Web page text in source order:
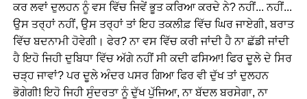
ਕਰ ਲਵਾਂ ਦੁਲਹਨ ਨੂੰ ਵਸ ਵਿੱਚ ਜਿਵੇਂ ਭੂਤ ਕਰਿਆ ਕਰਦੇ ਨੇ? ਨਹੀਂ... ਨਹੀਂ...
ਉਸ ਤਰ੍ਹਾਂ ਨਹੀਂ, ਉਸ ਤਰ੍ਹਾਂ ਤਾਂ ਇਹ ਤਕਲੀਫ਼ ਵਿੱਚ ਘਿਰ ਜਾਏਗੀ, ਬਰਾਤ
ਵਿੱਚ ਬਦਨਾਮੀ ਹੋਵੇਗੀ। ਫੇਰ? ਨਾ ਵਸ ਵਿੱਚ ਕਰੀ ਜਾਂਦੀ ਹੈ ਨਾ ਛੱਡੀ ਜਾਂਦੀ
ਹੈ ਇਹੋ ਜਿਹੀ ਦੁਬਿਧਾ ਵਿੱਚ ਅੱਗੇ ਨਹੀਂ ਸੀ ਕਦੀ ਫਸਿਆ! ਫਿਰ ਦੂਲੇ ਦੇ ਸਿਰ
ਚੜ੍ਹ ਜਾਵਾਂ? ਪਰ ਦੂਲੇ ਅੰਦਰ ਪਸਰ ਗਿਆ ਫਿਰ ਵੀ ਦੁੱਖ ਤਾਂ ਦੁਲਹਨ
ਭੋਗੇਗੀ! ਇਹੋ ਜਿਹੀ ਸੁੰਦਰਤਾ ਨੂੰ ਦੁੱਖ ਪੁੱਜਿਆ, ਨਾ ਬੱਦਲ ਬਰਸੇਗਾ, ਨਾ